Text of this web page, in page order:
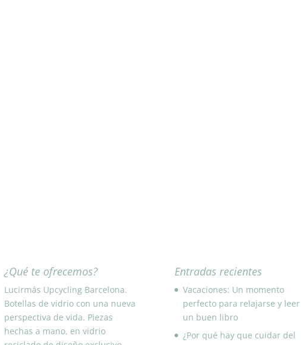
¿Qué te ofrecemos?
Lucirmás Upcycling Barcelona.
Botellas de vidrio con una nueva
perspectiva de vida. Piezas
hechas a mano, en vidrio
Entradas recientes
Vacaciones: Un momento
perfecto para relajarse y leer
un buen libro
¿Por qué hay que cuidar del